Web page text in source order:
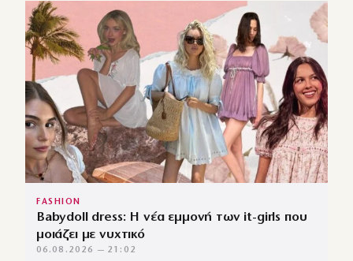
FASHION
Babydoll dress: Η νέα εμμονή των it-girls που
μοιάζει με νυχτικό
06.08.2026 — 21:02